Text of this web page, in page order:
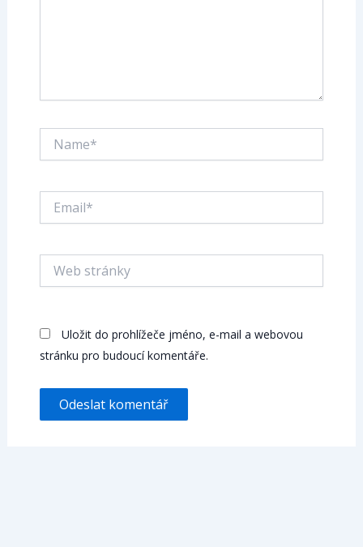
stránky
Uložit do prohlížeče jméno, e-mail a webovou
stránku pro budoucí komentáře.